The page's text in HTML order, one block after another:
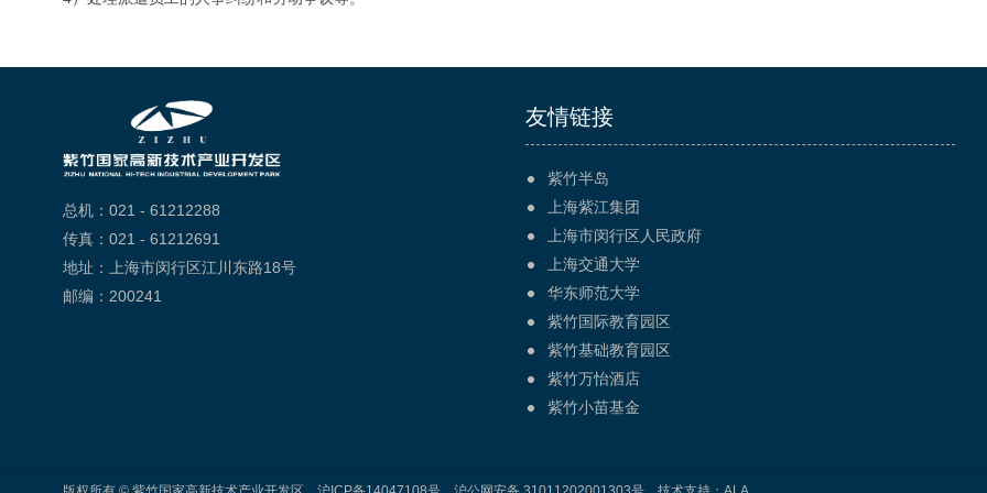
总机：021 - 61212288
传真：021 - 61212691
地址：上海市闵行区江川东路18号
邮编：200241
友情链接
紫竹半岛
上海紫江集团
上海市闵行区人民政府
上海交通大学
华东师范大学
紫竹国际教育园区
紫竹基础教育园区
紫竹万怡酒店
紫竹小苗基金